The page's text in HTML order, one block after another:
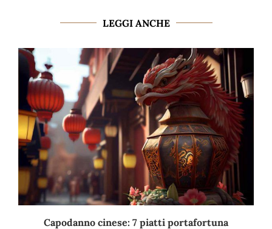
LEGGI ANCHE
Capodanno cinese: 7 piatti portafortuna